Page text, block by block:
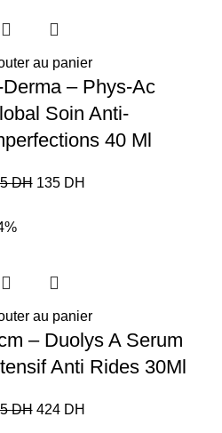
au panier
– Phys-Ac
Soin Anti-
40 Ml
DH 135 DH
au panier
– Duolys A Serum
Anti Rides 30Ml
DH 424 DH